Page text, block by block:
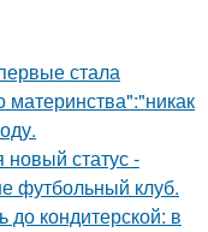
стала
материнства":"никак
статус -
футбольный клуб.
до кондитерской: в